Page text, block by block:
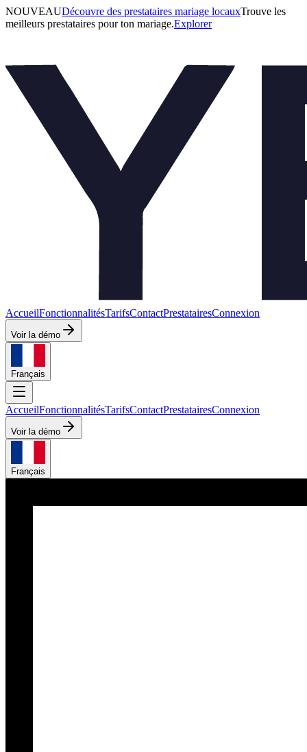
NOUVEAUDécouvre des prestataires mariage locauxTrouve les
meilleurs prestataires pour ton mariage.Explorer
AccueilFonctionnalitésTarifsContactPrestatairesConnexion
Voir la démo
Français
AccueilFonctionnalitésTarifsContactPrestatairesConnexion
Voir la démo
Français